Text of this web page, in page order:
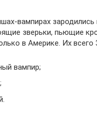
вампирах зародились
зверьки, пьющие
в Америке. Их всего
вампир;